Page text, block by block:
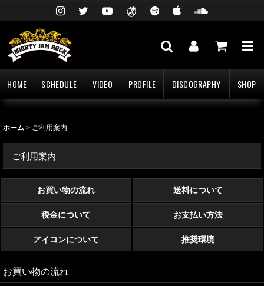
HOME SCHEDULE VIDEO PROFILE DISCOGRAPHY SHOP
ホーム > ご利用案内
ご利用案内
お買い物の流れ 送料について
税金について お支払い方法
アイコンについて 推奨環境
お買い物の流れ